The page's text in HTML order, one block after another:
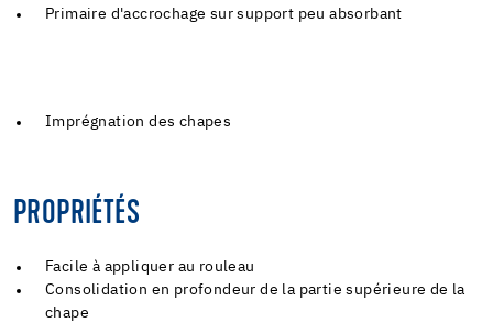
Primaire d'accrochage sur support peu absorbant
Imprégnation des chapes
PROPRIÉTÉS
Facile à appliquer au rouleau
Consolidation en profondeur de la partie supérieure de la
chape